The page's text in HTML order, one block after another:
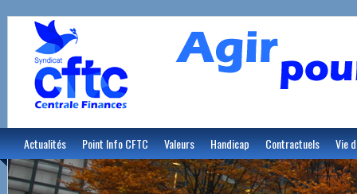
Actualités Point Info CFTC Valeurs Handicap Contractuels Vie